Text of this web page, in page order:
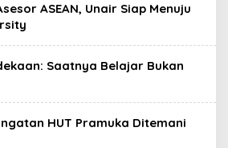
ASEAN, Unair Siap Menuju
Saatnya Belajar Bukan
HUT Pramuka Ditemani